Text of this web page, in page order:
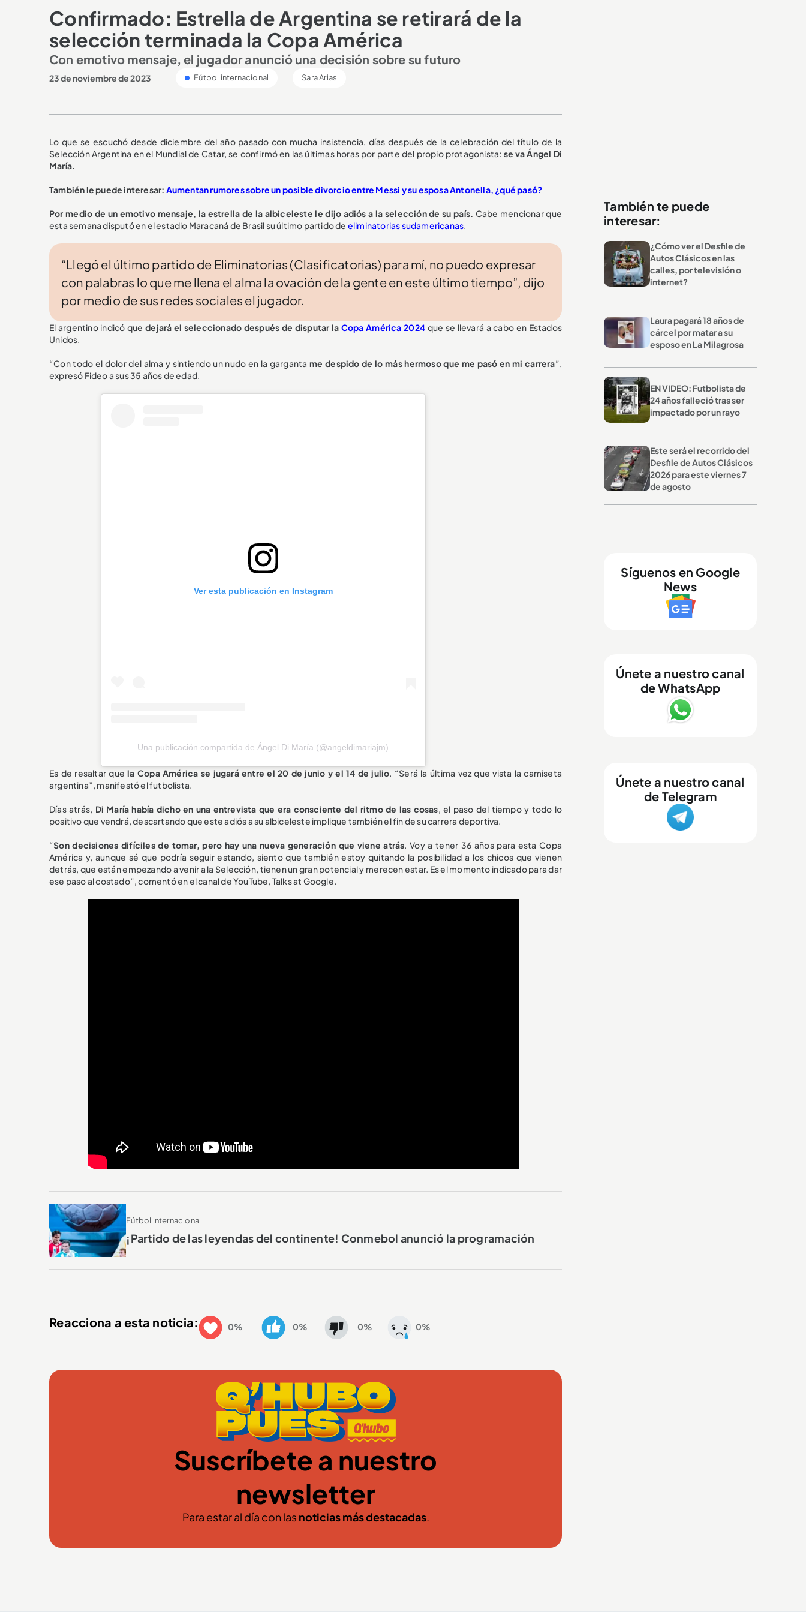
Confirmado: Estrella de Argentina se retirará de la
selección terminada la Copa América
Con emotivo mensaje, el jugador anunció una decisión sobre su futuro
23 de noviembre de 2023 Fútbol internacional Sara Arias
Lo que se escuchó desde diciembre del año pasado con mucha insistencia, días después de la celebración del título de la
Selección Argentina en el Mundial de Catar, se confirmó en las últimas horas por parte del propio protagonista: se va Ángel Di
María.
También le puede interesar: Aumentan rumores sobre un posible divorcio entre Messi y su esposa Antonella, ¿qué pasó?
Por medio de un emotivo mensaje, la estrella de la albiceleste le dijo adiós a la selección de su país. Cabe mencionar que
esta semana disputó en el estadio Maracaná de Brasil su último partido de eliminatorias sudamericanas.
“Llegó el último partido de Eliminatorias (Clasificatorias) para mí, no puedo expresar
con palabras lo que me llena el alma la ovación de la gente en este último tiempo”, dijo
por medio de sus redes sociales el jugador.
El argentino indicó quedejará el seleccionado después de disputar la Copa América 2024que se llevará a cabo en Estados
Unidos.
“Con todo el dolor del alma y sintiendo un nudo en la garganta me despido de lo más hermoso que me pasó en mi carrera”,
expresó Fideo a sus 35 años de edad.
Ver esta publicación en Instagram
Una publicación compartida de Ángel Di María (@angeldimariajm)
Es de resaltar quela Copa América se jugará entre el 20 de junio y el 14 de julio. “Será la última vez que vista la camiseta
argentina”, manifestó el futbolista.
Días atrás, Di María había dicho en una entrevista que era consciente del ritmo de las cosas, el paso del tiempo y todo lo
positivo que vendrá, descartando que este adiós a su albiceleste implique también el fin de su carrera deportiva.
“Son decisiones difíciles de tomar, pero hay una nueva generación que viene atrás. Voy a tener 36 años para esta Copa
América y, aunque sé que podría seguir estando, siento que también estoy quitando la posibilidad a los chicos que vienen
detrás, que están empezando a venir a la Selección, tienen un gran potencial y merecen estar. Es el momento indicado para dar
ese paso al costado”, comentó en el canal de YouTube, Talks at Google.
Fútbol internacional
¡Partido de las leyendas del continente! Conmebol anunció la programación
Reacciona a esta noticia: 0% 0% 0% 0%
Suscríbete a nuestro
newsletter
Para estar al día con lasnoticias más destacadas.
También te puede
interesar:
¿Cómo ver el Desfile de
Autos Clásicos en las
calles, por televisión o
internet?
Laura pagará 18 años de
cárcel por matar a su
esposo en La Milagrosa
EN VIDEO: Futbolista de
24 años falleció tras ser
impactado por un rayo
Este será el recorrido del
Desfile de Autos Clásicos
2026 para este viernes 7
de agosto
Síguenos en Google
News
Únete a nuestro canal
de WhatsApp
Únete a nuestro canal
de Telegram